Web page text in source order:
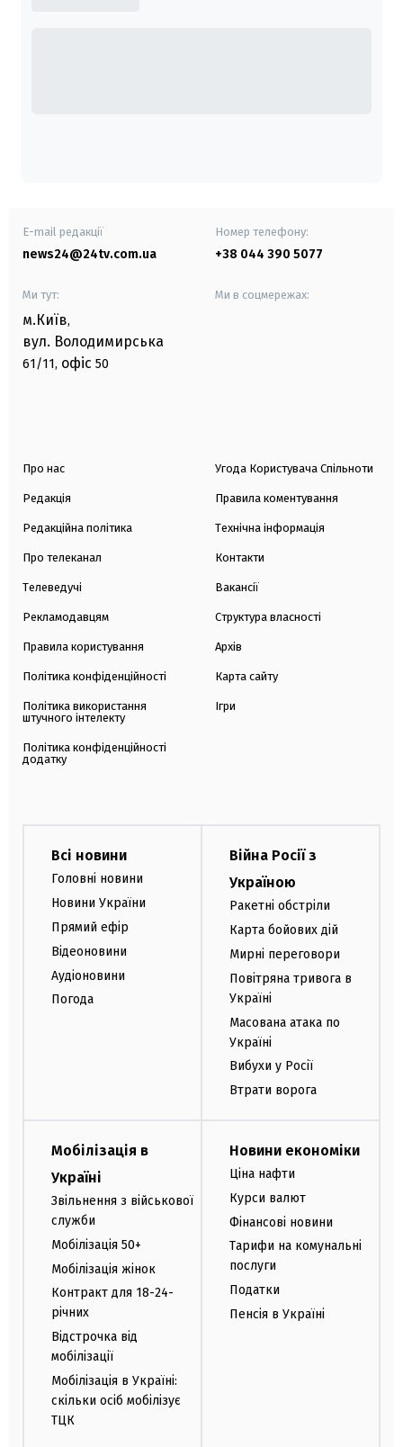
E-mail редакції
news24@24tv.com.ua
Номер телефону:
+38 044 390 5077
Ми тут:
м.Київ,
вул. Володимирська
61/11, офіс 50
Ми в соцмережах:
Про нас
Редакція
Редакційна політика
Про телеканал
Телеведучі
Рекламодавцям
Правила користування
Політика конфіденційності
Політика використання
штучного інтелекту
Політика конфіденційності
додатку
Угода Користувача Спільноти
Правила коментування
Технічна інформація
Контакти
Вакансії
Структура власності
Архів
Карта сайту
Ігри
Всі новини
Головні новини
Новини України
Прямий ефір
Відеоновини
Аудіоновини
Погода
Війна Росії з
Україною
Ракетні обстріли
Карта бойових дій
Мирні переговори
Повітряна тривога в
Україні
Масована атака по
Україні
Вибухи у Росії
Втрати ворога
Мобілізація в
Україні
Звільнення з військової
служби
Мобілізація 50+
Мобілізація жінок
Контракт для 18-24-
річних
Відстрочка від
мобілізації
Мобілізація в Україні:
скільки осіб мобілізує
ТЦК
Новини економіки
Ціна нафти
Курси валют
Фінансові новини
Тарифи на комунальні
послуги
Податки
Пенсія в Україні